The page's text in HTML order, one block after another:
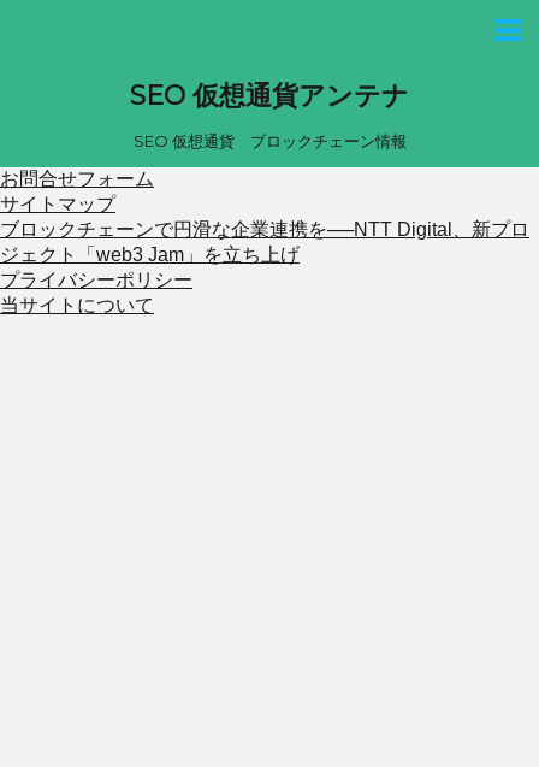
SEO 仮想通貨アンテナ
SEO 仮想通貨 ブロックチェーン情報
お問合せフォーム
サイトマップ
ブロックチェーンで円滑な企業連携を──NTT Digital、新プロ
ジェクト「web3 Jam」を立ち上げ
プライバシーポリシー
当サイトについて